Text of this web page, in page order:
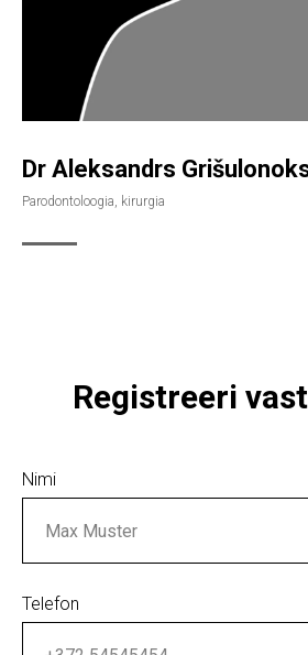
Dr Aleksandrs
Parodontoloogia, kirurgia
Registreeri
Nimi
Telefon